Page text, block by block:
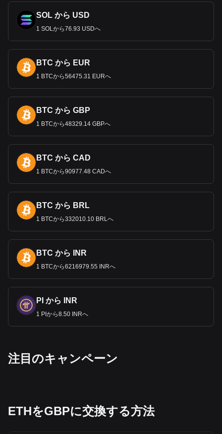
クィッドとは何か？
"Quid " とは、イギリスで一般的に使われている俗語で、イギ
ズ「
律の文脈でよく使われる。また、ウィルトシャーのクィッド
ハンプトンにある王立造幣局に関連しているという、あまり
会話では"pound "と同義語になり、アメリカのドルに対する
"bucks "と同じようにインフォーマルに使われるようになっ
た。特に、この言葉は金額に関係なく単数形のままなの
で、"twenty quids "ではなく、
る。
なぜ英ポンドは米ドルより価値があ
るのか？
2024 年1 月現在、英ポンドは
し、強さを見せ続けている。この回復力は、
GBPは2.00米ドル強でピークに達したが、その後1.40-1.45
米ドルまで安定した。
らに影響を与え、 GBP
で急落し、2022年9月には 1.05ドルという
達した。この傾向は英国と米国の相対的な経済状況を反映し
ており、英国はブレグジットによる困難に直面しているが、
米国経済は改善を見せている。
るかに少なく、これが
貨ペアはETHからGBPで、イーサリアム
（Ethereum）の通貨コードはETHです。今すぐ暗号
SOL から USD
1 SOLから76.93 USDへ
BTC から EUR
1 BTCから56475.31 EURへ
BTC から GBP
1 BTCから48329.14 GBPへ
BTC から CAD
1 BTCから90977.48 CADへ
BTC から BRL
1 BTCから332010.10 BRLへ
BTC から INR
1 BTCから6216979.55 INRへ
PI から INR
1 PIから8.50 INRへ
‌注目のキャンペーン
ETHをGBPに交換する方法